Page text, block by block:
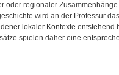
oder regionaler
wird an der Professur
lokaler Kontexte entstehend
spielen daher eine